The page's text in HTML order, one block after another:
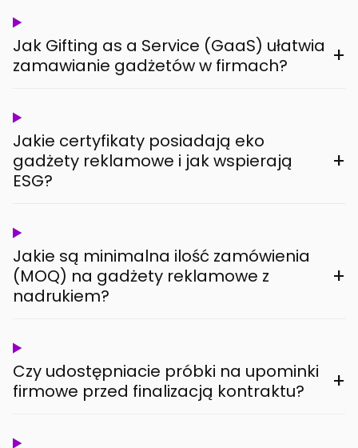
Jak Gifting as a Service (GaaS) ułatwia
zamawianie gadżetów w firmach?
+
Jakie certyfikaty posiadają eko
gadżety reklamowe i jak wspierają
ESG?
+
Jakie są minimalna ilość zamówienia
(MOQ) na gadżety reklamowe z
nadrukiem?
+
Czy udostępniacie próbki na upominki
firmowe przed finalizacją kontraktu?
+